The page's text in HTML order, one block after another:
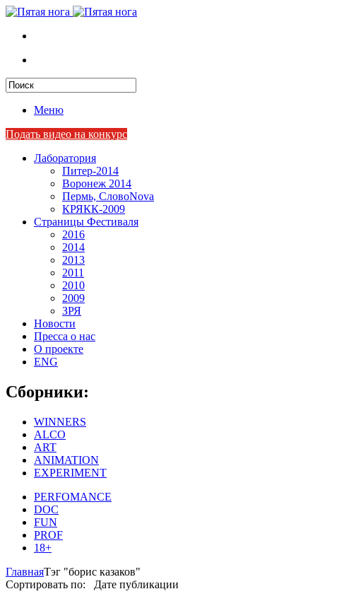
Меню
Подать видео на конкурс
Лаборатория
Питер-2014
Воронеж 2014
Пермь, СловоNova
КРЯКК-2009
Страницы Фестиваля
2016
2014
2013
2011
2010
2009
ЗРЯ
Новости
Пресса о нас
О проекте
ENG
Сборники:
WINNERS
ALCO
ART
ANIMATION
EXPERIMENT
PERFOMANCE
DOC
FUN
PROF
18+
ГлавнаяТэг "борис казаков"
Сортировать по: Дате публикации